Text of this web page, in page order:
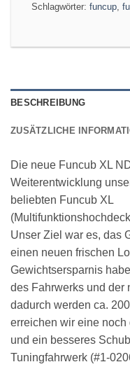
Schlagwörter: funcup
BESCHREIBUNG
ZUSÄTZLICHE
Die neue Funcub XL
Weiterentwicklung
beliebten Funcub XL
Unser Ziel war es, das
einen neuen frischen
Gewichtsersparnis
des Fahrwerks und der
dadurch werden ca.
erreichen wir eine
und ein besseres
Tuningfahrwerk (#1-